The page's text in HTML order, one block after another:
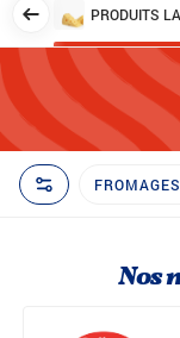
PRODUITS
Nos